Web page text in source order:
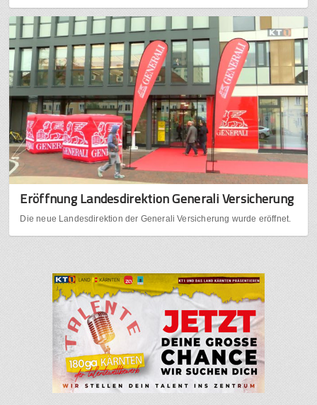
Eröffnung Landesdirektion Generali Versicherung​
Die neue Landesdirektion der Generali Versicherung wurde eröffnet.